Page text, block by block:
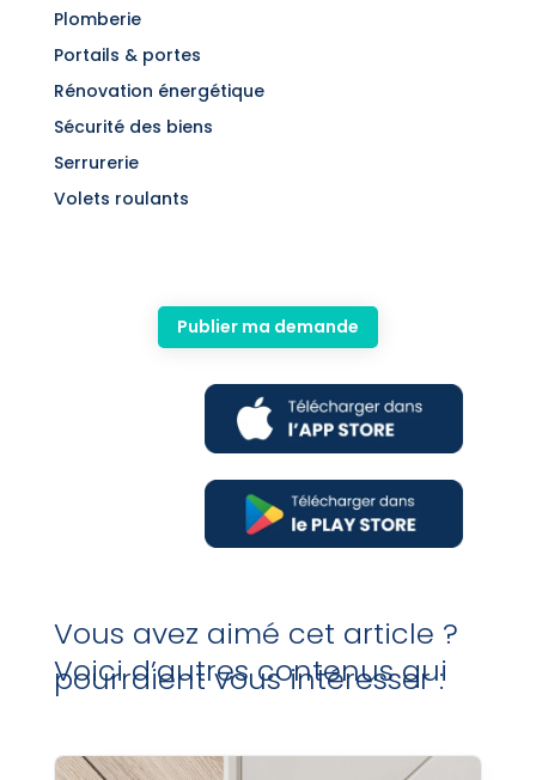
Plomberie
Portails & portes
Rénovation énergétique
Sécurité des biens
Serrurerie
Volets roulants
Publier ma demande
Vous avez aimé cet article ?
Voici d’autres contenus qui
pourraient vous intéresser :